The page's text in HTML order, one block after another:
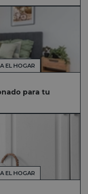
EL HOGAR
para tu
EL HOGAR